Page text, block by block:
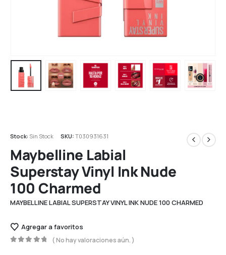
Stock: Sin Stock SKU:T030931631
Maybelline Labial
Superstay Vinyl Ink Nude
100 Charmed
MAYBELLINE LABIAL SUPERSTAY VINYL INK NUDE 100 CHARMED
Agregar a favoritos
( No hay valoraciones aún. )